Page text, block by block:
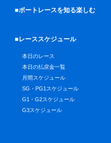
■ボートレースを知る楽しむ
■レーススケジュール
本日のレース
本日の払戻金一覧
月間スケジュール
SG・PG1スケジュール
G1・G2スケジュール
G3スケジュール